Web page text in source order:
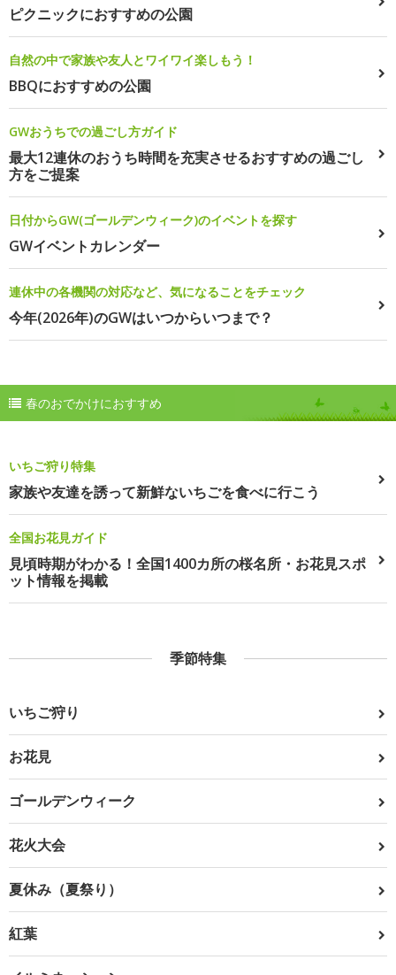
ピクニックにおすすめの公園
自然の中で家族や友人とワイワイ楽しもう！
BBQにおすすめの公園
GWおうちでの過ごし方ガイド
最大12連休のおうち時間を充実させるおすすめの過ごし
方をご提案
日付からGW(ゴールデンウィーク)のイベントを探す
GWイベントカレンダー
連休中の各機関の対応など、気になることをチェック
今年(2026年)のGWはいつからいつまで？
春のおでかけにおすすめ
いちご狩り特集
家族や友達を誘って新鮮ないちごを食べに行こう
全国お花見ガイド
見頃時期がわかる！全国1400カ所の桜名所・お花見スポ
ット情報を掲載
季節特集
いちご狩り
お花見
ゴールデンウィーク
花火大会
夏休み（夏祭り）
紅葉